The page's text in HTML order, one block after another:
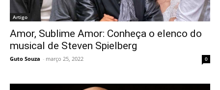
Artigo
Amor, Sublime Amor: Conheça o elenco do
musical de Steven Spielberg
Guto Souza - março 25, 2022 0